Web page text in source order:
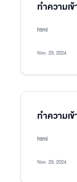
ทำความเ
html
Nov. 23, 2024
ทำความเ
html
Nov. 23, 2024